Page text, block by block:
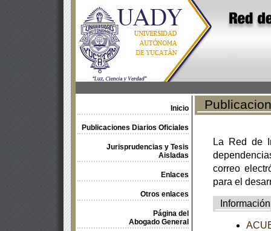
Inicio
Publicaciones Diarios Oficiales
Jurisprudencias y Tesis
Aisladas
Enlaces
Otros enlaces
Página del
Abogado General
La Red de
correo
para el
Información